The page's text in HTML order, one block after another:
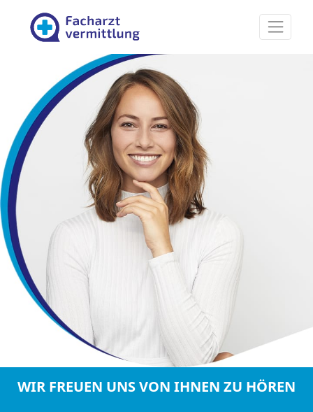
Facharztvermittlung
WIR FREUEN UNS VON IHNEN ZU HÖREN